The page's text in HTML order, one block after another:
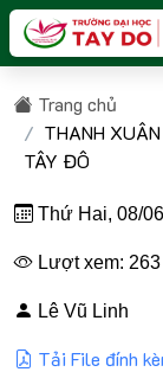
Trang chủ
THANH
TÂY ĐÔ
Thứ Hai, 08/
Lượt xem: 263
Lê Vũ Linh
Tải File đính